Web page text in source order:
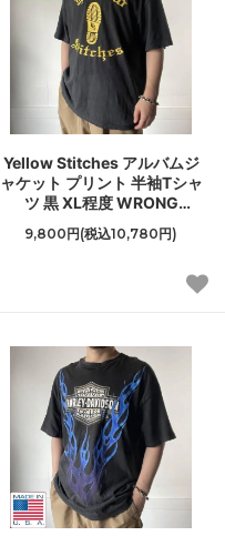
Yellow Stitches アルバムジ
ャケット プリント 半袖Tシャ
ツ 黒 XL程度 WRONG
PLACE WRONG TIME EP パ
ンク バンドT D152
9,800円(税込10,780円)